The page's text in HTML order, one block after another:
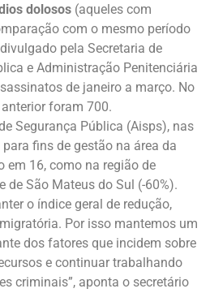
dolosos (aqueles com
com o mesmo período
pela Secretaria de
e Administração Penitenciária
de janeiro a março. No
foram 700.
Segurança Pública (Aisps), nas
fins de gestão na área da
em 16, como na região de
de São Mateus do Sul (-60%).
o índice geral de redução,
Por isso mantemos um
dos fatores que incidem sobre
e continuar trabalhando
criminais”, aponta o secretário